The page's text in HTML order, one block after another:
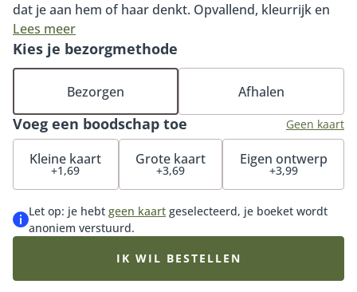
dat je aan hem of haar denkt. Opvallend, kleurrijk en
een echte opkikker voor iemand die het goed kan
gebruiken. Het boeket bevat een prachtige roos,
mooie gerbera en de opvallende Heliconia. Ons
Beterschap boeket is voor niets één van onze
bestsellers en perfect om iemand een hart onder de
riem te steken. Tip: bestel een bijpassende vaas of ga
voor onze luxueuze bonbons of heerlijke chocolade.
Lees meer
Voeg een boodschap toe Geen kaart
Kleine kaart
+1,69
Grote kaart
+3,69
Eigen ontwerp
+3,99
Let op: je hebt geen kaart geselecteerd, je boeket wordt
anoniem verstuurd.
Kies je bezorgmethode
Bezorgen Afhalen
IK WIL BESTELLEN